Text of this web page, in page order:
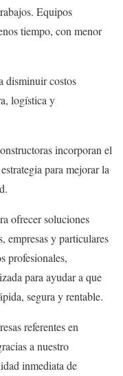
Equipos
tiempo, con menor
disminuir costos
logística y
incorporan el
para mejorar la
ofrecer soluciones
empresas y particulares
profesionales,
para ayudar a que
segura y rentable.
referentes en
a nuestro
inmediata de